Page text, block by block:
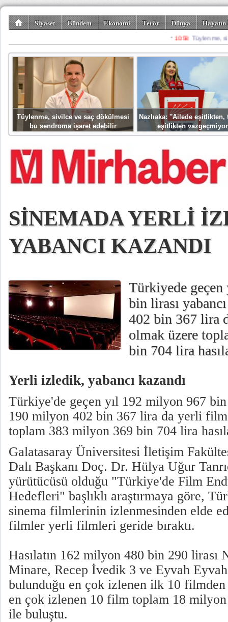
Siyaset Gündem Ekonomi Terör Dünya
Spor Misafir
Tüylenme, sivilce ve saç dökülmesi
bu sendroma işaret edebilir
Nazlıaka: ''Ailede eşitlikten,
eşitlikten
SİNEMADA YERLİ
YABANCI KAZANDI
Türkiyede
bin lirası
402 bin 367 lira
olmak üzere
bin 704 lira
Yerli izledik, yabancı kazandı
Türkiye'de geçen yıl 192 milyon 967
190 milyon 402 bin 367 lira da yerli
toplam 383 milyon 369 bin 704 lira
Galatasaray Üniversitesi İletişim
Dalı Başkanı Doç. Dr. Hülya Uğur
yürütücüsü olduğu "Türkiye'de Film
Hedefleri" başlıklı araştırmaya göre,
sinema filmlerinin izlenmesinden elde
filmler yerli filmleri geride bıraktı.
Hasılatın 162 milyon 480 bin 290 lirası
Minare, Recep İvedik 3 ve Eyvah
bulunduğu en çok izlenen ilk 10
en çok izlenen 10 film toplam 18
ile buluştu.